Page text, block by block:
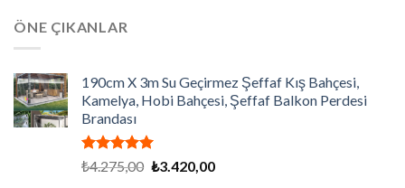
ÖNE ÇIKANLAR
190cm X 3m Su Geçirmez Şeffaf Kış Bahçesi,
Kamelya, Hobi Bahçesi, Şeffaf Balkon Perdesi
Brandası
5 üzerinden
oy
₺4.275,00 Orijinal
₺3.420,00Şu